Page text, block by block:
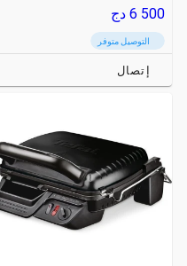
6 500 دج
التوصيل متوفر
إتصال